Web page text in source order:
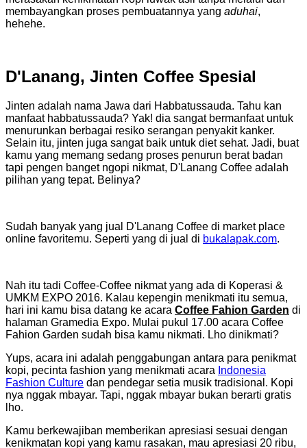
membayangkan proses pembuatannya yang aduhai,
hehehe.
D'Lanang, Jinten Coffee Spesial
Jinten adalah nama Jawa dari Habbatussauda. Tahu kan
manfaat habbatussauda? Yak! dia sangat bermanfaat untuk
menurunkan berbagai resiko serangan penyakit kanker.
Selain itu, jinten juga sangat baik untuk diet sehat. Jadi, buat
kamu yang memang sedang proses penurun berat badan
tapi pengen banget ngopi nikmat, D'Lanang Coffee adalah
pilihan yang tepat. Belinya?
Sudah banyak yang jual D'Lanang Coffee di market place
online favoritemu. Seperti yang di jual di bukalapak.com.
Nah itu tadi Coffee-Coffee nikmat yang ada di Koperasi &
UMKM EXPO 2016. Kalau kepengin menikmati itu semua,
hari ini kamu bisa datang ke acara Coffee Fahion Garden di
halaman Gramedia Expo. Mulai pukul 17.00 acara Coffee
Fahion Garden sudah bisa kamu nikmati. Lho dinikmati?
Yups, acara ini adalah penggabungan antara para penikmat
kopi, pecinta fashion yang menikmati acara Indonesia
Fashion Culture dan pendegar setia musik tradisional. Kopi
nya nggak mbayar. Tapi, nggak mbayar bukan berarti gratis
lho.
Kamu berkewajiban memberikan apresiasi sesuai dengan
kenikmatan kopi yang kamu rasakan, mau apresiasi 20 ribu,